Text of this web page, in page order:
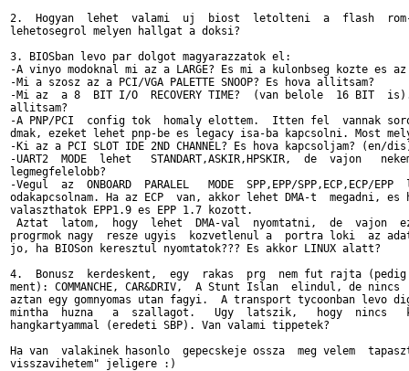
2.  Hogyan  lehet  valami  uj  biost  letolteni  a  flash
lehetosegrol melyen hallgat a doksi?
3. BIOSban levo par dolgot magyarazzatok el:
-A vinyo modoknal mi az a LARGE? Es mi a kulonbseg kozte es
-Mi a szosz az a PCI/VGA PALETTE SNOOP? Es hova allitsam?
-Mi az  a 8  BIT I/O  RECOVERY TIME?  (van belole  16 BIT
allitsam?
-A PNP/PCI  config tok  homaly elottem.  Itten fel  vannak
dmak, ezeket lehet pnp-be es legacy isa-ba kapcsolni. Most
-Ki az a PCI SLOT IDE 2ND CHANNEL? Es hova kapcsoljam? (en/
-UART2  MODE  lehet   STANDART,ASKIR,HPSKIR,  de  vajon
legmegfelelobb?
-Vegul  az  ONBOARD  PARALEL   MODE  SPP,EPP/SPP,ECP,ECP/
odakapcsolnam. Ha az ECP  van, akkor lehet DMA-t  megadni, es
valaszthatok EPP1.9 es EPP 1.7 kozott.
Aztat  latom,  hogy  lehet  DMA-val  nyomtatni,  de  vajon
progrmok nagy  resze ugyis  kozvetlenul a  portra loki  az
jo, ha BIOSon keresztul nyomtatok??? Es akkor LINUX alatt?
4.  Bonusz  kerdeskent,  egy  rakas  prg  nem fut rajta (pedig a
ment): COMMANCHE, CAR&DRIV,  A Stunt Islan  elindul, de
aztan egy gomnyomas utan fagyi.  A transport tycoonban levo
mintha  huzna   a  szallagot.   Ugy  latszik,   hogy  nincs
hangkartyammal (eredeti SBP). Van valami tippetek?
Ha van  valakinek hasonlo  gepecskeje ossza  meg velem
visszavihetem" jeligere :)